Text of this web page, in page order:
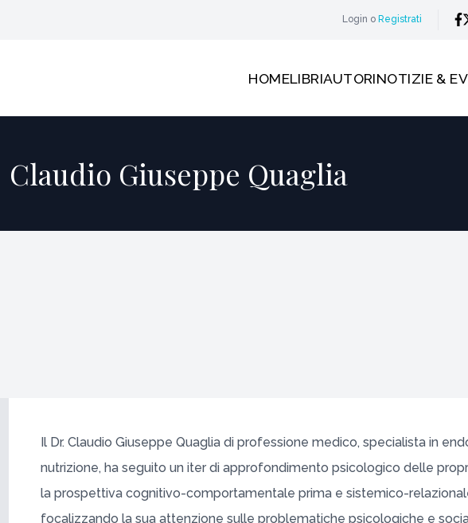
Login o Registrati
HOMELIBRIAUTORINOTIZIE &
Claudio Giuseppe Quaglia
Il Dr. Claudio Giuseppe Quaglia di professione medico, specialista in
nutrizione, ha seguito un iter di approfondimento psicologico delle
la prospettiva cognitivo-comportamentale prima e sistemico-
focalizzando la sua attenzione sulle problematiche psicologiche e